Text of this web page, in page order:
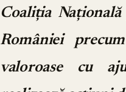
Coaliția
României
valoroase cu